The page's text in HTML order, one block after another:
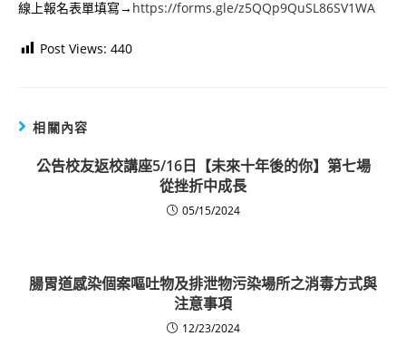
線上報名表單填寫→ https://forms.gle/z5QQp9QuSL86SV1WA
Post Views: 440
相關內容
公告校友返校講座5/16日【未來十年後的你】第七場
從挫折中成長
05/15/2024
腸胃道感染個案嘔吐物及排泄物污染場所之消毒方式與
注意事項
12/23/2024